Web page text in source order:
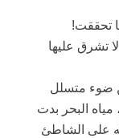
تحققت!
تشرق عليها
ضوء متسلل
البحر بدت
على الشاطئ